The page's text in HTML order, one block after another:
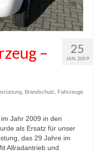
25
JAN. 2009
–
Brandschutz
Fahrzeuge
Jahr 2009 in den
als Ersatz für unser
das 29 Jahre im
Allradantrieb und